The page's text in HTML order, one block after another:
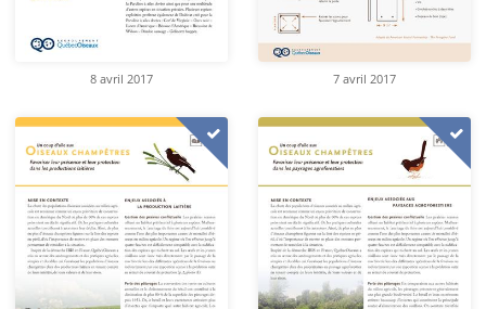
8 avril 2017 7 avril 2017